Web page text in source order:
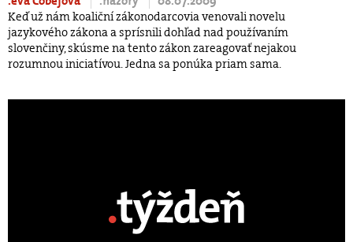
Keď už nám koaliční zákonodarcovia venovali novelu
jazykového zákona a sprísnili dohľad nad používaním
slovenčiny, skúsme na tento zákon zareagovať nejakou
rozumnou iniciatívou. Jedna sa ponúka priam sama.